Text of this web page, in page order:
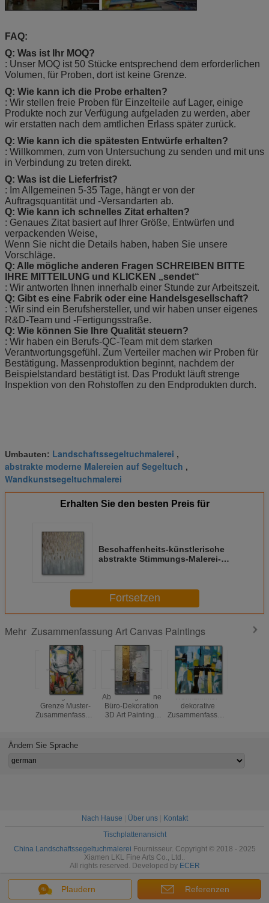
FAQ:
Q: Was ist Ihr MOQ?
: Unser MOQ ist 50 Stücke entsprechend dem erforderlichen
Volumen, für Proben, dort ist keine Grenze.
Q: Wie kann ich die Probe erhalten?
: Wir stellen freie Proben für Einzelteile auf Lager, einige
Produkte noch zur Verfügung aufgeladen zu werden, aber
wir erstatten nach dem amtlichen Erlass später zurück.
Q: Wie kann ich die spätesten Entwürfe erhalten?
: Willkommen, zum von Untersuchung zu senden und mit uns
in Verbindung zu treten direkt.
Q: Was ist die Lieferfrist?
: Im Allgemeinen 5-35 Tage, hängt er von der
Auftragsquantität und -Versandarten ab.
Q: Wie kann ich schnelles Zitat erhalten?
: Genaues Zitat basiert auf Ihrer Größe, Entwürfen und
verpackenden Weise,
Wenn Sie nicht die Details haben, haben Sie unsere
Vorschläge.
Q: Alle mögliche anderen Fragen SCHREIBEN BITTE
IHRE MITTEILUNG und KLICKEN „sendet“
: Wir antworten Ihnen innerhalb einer Stunde zur Arbeitszeit.
Q: Gibt es eine Fabrik oder eine Handelsgesellschaft?
: Wir sind ein Berufshersteller, und wir haben unser eigenes
R&D-Team und -Fertigungsstraße.
Q: Wie können Sie Ihre Qualität steuern?
: Wir haben ein Berufs-QC-Team mit dem starken
Verantwortungsgefühl. Zum Verteiler machen wir Proben für
Bestätigung. Massenproduktion beginnt, nachdem der
Beispielstandard bestätigt ist. Das Produkt läuft strenge
Inspektion von den Rohstoffen zu den Endprodukten durch.
Umbauten: Landschaftssegeltuchmalerei ,
abstrakte moderne Malereien auf Segeltuch ,
Wandkunstsegeltuchmalerei
Erhalten Sie den besten Preis für
Beschaffenheits-künstlerische
abstrakte Stimmungs-Malerei-
Fortsetzen
Mehr Zusammenfassung Art Canvas Paintings
Handgemalte
Grenze Muster-
Zusammenfassungs-
Dekoration
Abstrakte goldene
Büro-Dekoration
3D Art Paintings
Wohnzimmer-
dekorative
Zusammenfassung
Plaudern Referenzen
Ändern Sie Sprache
Nach Hause Über uns|
Kontakt
Tischplattenansicht
China Landschaftssegeltuchmalerei Fournisseur. Copyright © 2018 - 2025
Xiamen LKL Fine Arts Co., Ltd..
All rights reserved. Developed by ECER